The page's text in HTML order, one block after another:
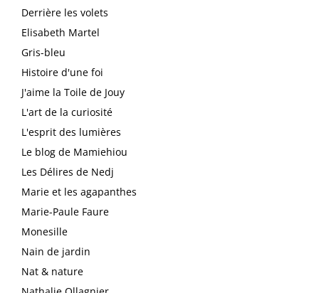
Derrière les volets
Elisabeth Martel
Gris-bleu
Histoire d'une foi
J'aime la Toile de Jouy
L'art de la curiosité
L'esprit des lumières
Le blog de Mamiehiou
Les Délires de Nedj
Marie et les agapanthes
Marie-Paule Faure
Monesille
Nain de jardin
Nat & nature